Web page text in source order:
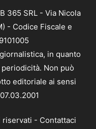
365 SRL - Via Nicola
- Codice Fiscale e
in quanto
Non può
editoriale ai sensi
- Contattaci